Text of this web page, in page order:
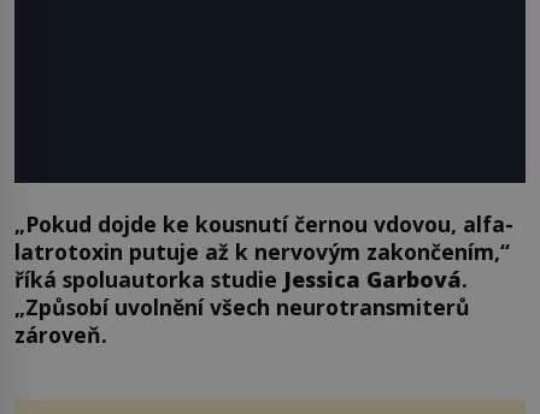
„Pokud dojde ke kousnutí černou vdovou, alfa-
latrotoxin putuje až k nervovým zakončením,“
říká spoluautorka studie Jessica Garbová.
„Způsobí uvolnění všech neurotransmiterů
zároveň.